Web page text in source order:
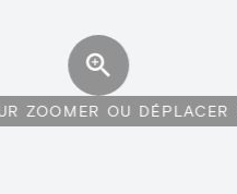
ZOOMER OU DÉPLACER